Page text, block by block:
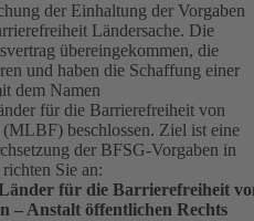
der Einhaltung der Vorgaben
Ländersache. Die
übereingekommen, die
und haben die Schaffung einer
dem Namen
für die Barrierefreiheit von
beschlossen. Ziel ist eine
der BFSG-Vorgaben in
Sie an:
für die Barrierefreiheit
– Anstalt öffentlichen Rechts